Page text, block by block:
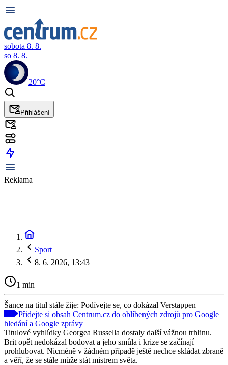
sobota 8. 8.
so 8. 8.
20°C
Přihlášení
Reklama
Sport
8. 6. 2026, 13:43
1 min
Šance na titul stále žije: Podívejte se, co dokázal Verstappen
Přidejte si obsah Centrum.cz do oblíbených zdrojů pro Google
hledání a Google zprávy
Titulové vyhlídky Georgea Russella dostaly další vážnou trhlinu.
Brit opět nedokázal bodovat a jeho smůla i krize se začínají
prohlubovat. Nicméně v žádném případě ještě nechce skládat zbraně
a věří, že se stále může stát mistrem světa.